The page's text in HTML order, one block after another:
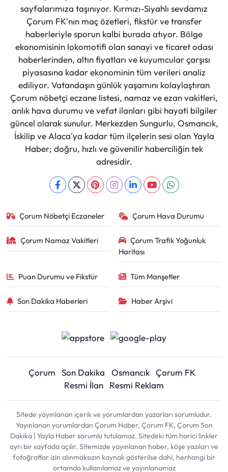
sayfalarımıza taşınıyor. Kırmızı-Siyahlı sevdamız
Çorum FK'nın maç özetleri, fikstür ve transfer
haberleriyle sporun kalbi burada atıyor. Bölge
ekonomisinin lokomotifi olan sanayi ve ticaret odası
haberlerinden, altın fiyatları ve kuyumcular çarşısı
piyasasına kadar ekonominin tüm verileri analiz
ediliyor. Vatandaşın günlük yaşamını kolaylaştıran
Çorum nöbetçi eczane listesi, namaz ve ezan vakitleri,
anlık hava durumu ve vefat ilanları gibi hayati bilgiler
güncel olarak sunulur. Merkezden Sungurlu, Osmancık,
İskilip ve Alaca'ya kadar tüm ilçelerin sesi olan Yayla
Haber; doğru, hızlı ve güvenilir haberciliğin tek
adresidir.
Çorum Nöbetçi Eczaneler Çorum Hava Durumu
Çorum Namaz Vakitleri
Çorum Trafik Yoğunluk
Haritası
Puan Durumu ve Fikstür Tüm Manşetler
Son Dakika Haberleri Haber Arşivi
Çorum Son Dakika Osmancık Çorum FK
Resmi İlan
Resmi Reklam
Sitede yayınlanan içerik ve yorumlardan yazarları sorumludur.
Yayınlanan yorumlardan Çorum Haber, Çorum FK, Çorum Son
Dakika | Yayla Haber sorumlu tutulamaz. Sitedeki tüm harici linkler
ayrı bir sayfada açılır. Sitemizde yayınlanan haber, köşe yazıları ve
fotoğraflar izin alınmaksızın kaynak gösterilse dahi, herhangi bir
ortamda kullanılamaz ve yayınlanamaz